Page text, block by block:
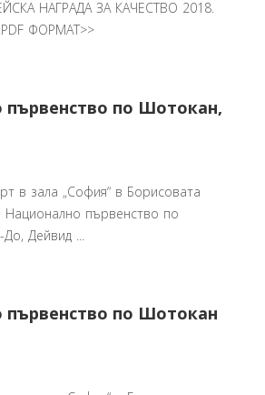
НАГРАДА ЗА КАЧЕСТВО 2018.
ФОРМАТ>>
първенство по Шотокан,
в зала „София“ в Борисовата
Национално първенство по
Дейвид ...
първенство по Шотокан